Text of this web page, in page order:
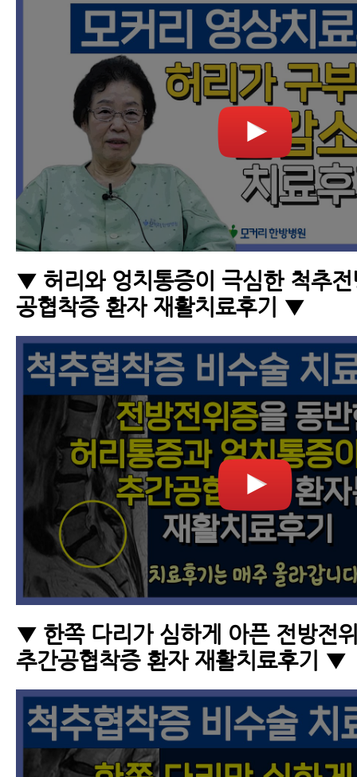
▼ 허리와 엉치통증이 극심한 척추
공협착증 환자 재활치료후기 ▼
▼ 한쪽 다리가 심하게 아픈 전방전
추간공협착증 환자 재활치료후기 ▼